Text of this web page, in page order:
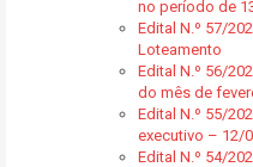
no período de
Edital N.º 57/
Loteamento
Edital N.º 56/
do mês de
Edital N.º 55/
executivo – 12/
Edital N.º 54/